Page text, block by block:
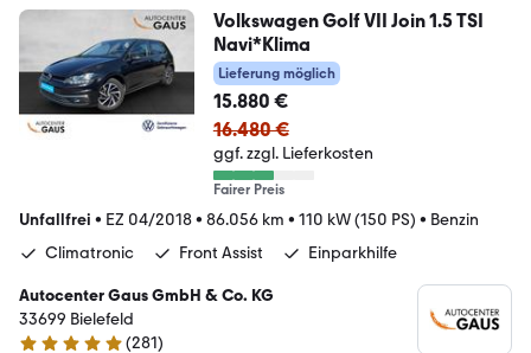
Volkswagen Golf VII Join 1.5 TSI
Navi*Klima
Lieferung möglich
15.880 €
16.480 €
ggf. zzgl. Lieferkosten
Fairer Preis
Unfallfrei • EZ 04/2018• 86.056 km • 110 kW (150 PS) • Benzin
Climatronic
Front Assist Einparkhilfe
Autocenter Gaus GmbH & Co. KG
33699 Bielefeld
(281)